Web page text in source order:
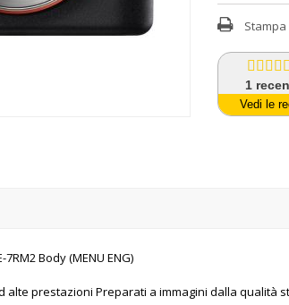
Stampa
1
Vedi le
Body (MENU ENG)
prestazioni Preparati a immagini dalla qualità